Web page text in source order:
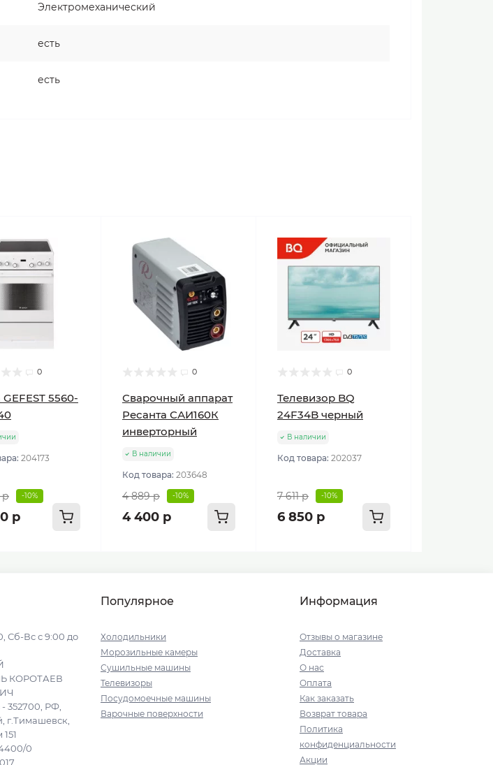
Электромеханический
есть
есть
0
5560-
204173
р -10%
р
0
Сварочный аппарат
Ресанта САИ160К
инверторный
В наличии
Код товара: 203648
4 889 р -10%
4 400 р
0
Телевизор BQ
24F34B черный
В наличии
Код товара: 202037
7 611 р -10%
6 850 р
Сб-Вс с 9:00 до
КОРОТАЕВ
352700, РФ,
г.Тимашевск,
0
Популярное
Холодильники
Морозильные камеры
Сушильные машины
Телевизоры
Посудомоечные машины
Варочные поверхности
Информация
Отзывы о магазине
Доставка
О нас
Оплата
Как заказать
Возврат товара
Политика
конфиденциальности
Акции